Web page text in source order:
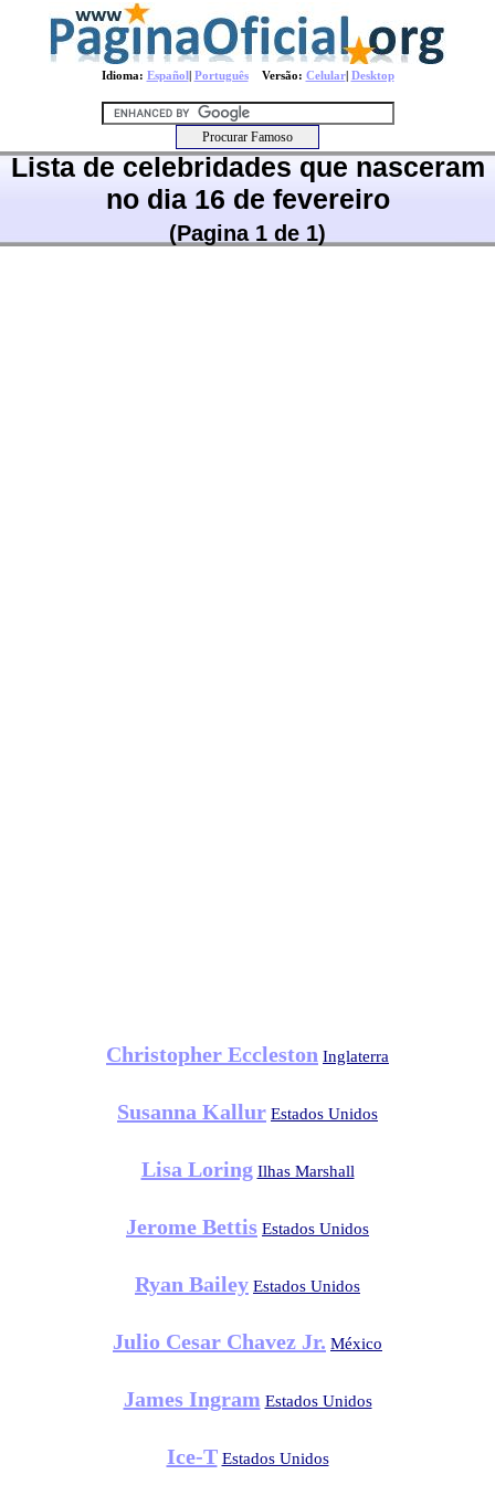
Idioma: Español| PortuguêsVersão: Celular| Desktop
Lista de celebridades que nasceram
no dia 16 de fevereiro
(Pagina 1 de 1)
Christopher Eccleston Inglaterra
Susanna Kallur Estados Unidos
Lisa Loring Ilhas Marshall
Jerome Bettis Estados Unidos
Ryan Bailey Estados Unidos
Julio Cesar Chavez Jr. México
James Ingram Estados Unidos
Ice-T Estados Unidos